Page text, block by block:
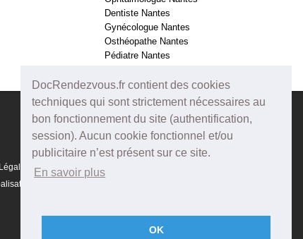
DocRendezvous.fr contient des cookies
techniques qui sont strictement nécessaires au
bon fonctionnement du site (authentification,
session). Aucun cookie fonctionnel et/ou
publicitaire n’est présent sur ce site.
En savoir plus
OK
Dentiste Nantes
Gynécologue Nantes
Osthéopathe Nantes
Pédiatre Nantes
: